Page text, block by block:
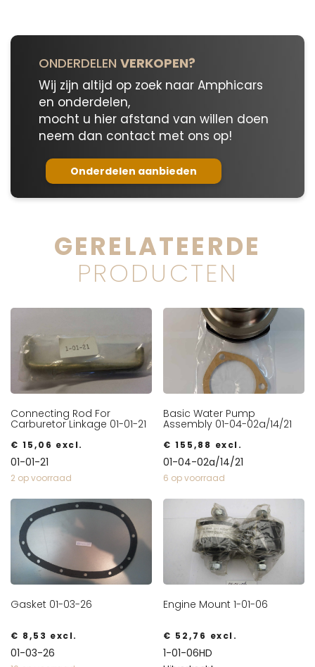
ONDERDELEN VERKOPEN?
Wij zijn altijd op zoek naar Amphicars
en onderdelen,
mocht u hier afstand van willen doen
neem dan contact met ons op!
Onderdelen aanbieden
GERELATEERDE
PRODUCTEN
Connecting Rod For
Carburetor Linkage 01-01-21
€ 15,06 excl.
01-01-21
2 op voorraad
Basic Water Pump
Assembly 01-04-02a/14/21
€ 155,88 excl.
01-04-02a/14/21
6 op voorraad
Gasket 01-03-26
€ 8,53 excl.
01-03-26
Engine Mount 1-01-06
€ 52,76 excl.
1-01-06HD